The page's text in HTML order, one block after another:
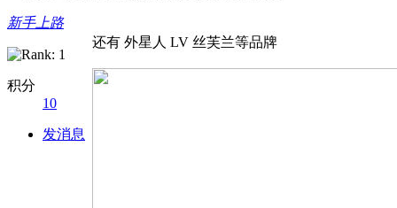
新手上路
积分
10
发消息
还有 外星人 LV 丝芙兰等品牌